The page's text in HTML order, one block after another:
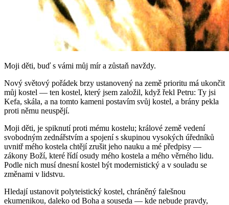
Moji děti, buď s vámi můj mír a zůstaň navždy.
Nový světový pořádek brzy ustanovený na země prioritu má ukončit
můj kostel — ten kostel, který jsem založil, když řekl Petru: Ty jsi
Kefa, skála, a na tomto kameni postavím svůj kostel, a brány pekla
proti němu neuspějí.
Moji děti, je spiknutí proti mému kostelu; králové země vedení
svobodným zednářstvím a spojení s skupinou vysokých úředníků
uvnitř mého kostela chtějí zrušit jeho nauku a mé předpisy —
zákony Boží, které řídí osudy mého kostela a mého věrného lidu.
Podle nich musí dnesní kostel být modernistický a v souladu se
změnami v lidstvu.
Hledají ustanovit polyteistický kostel, chráněný falešnou
ekumenikou, daleko od Boha a souseda — kde nebude pravdy,